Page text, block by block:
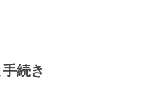
続き